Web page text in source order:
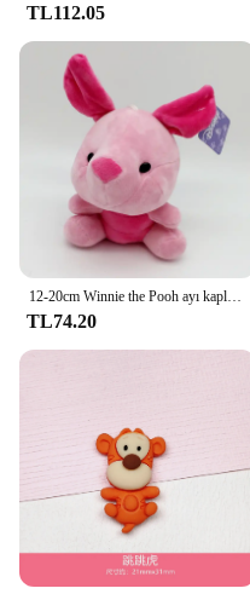
TL112.05
TL74.20